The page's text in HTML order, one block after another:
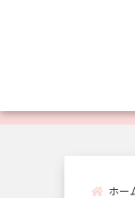
ホー